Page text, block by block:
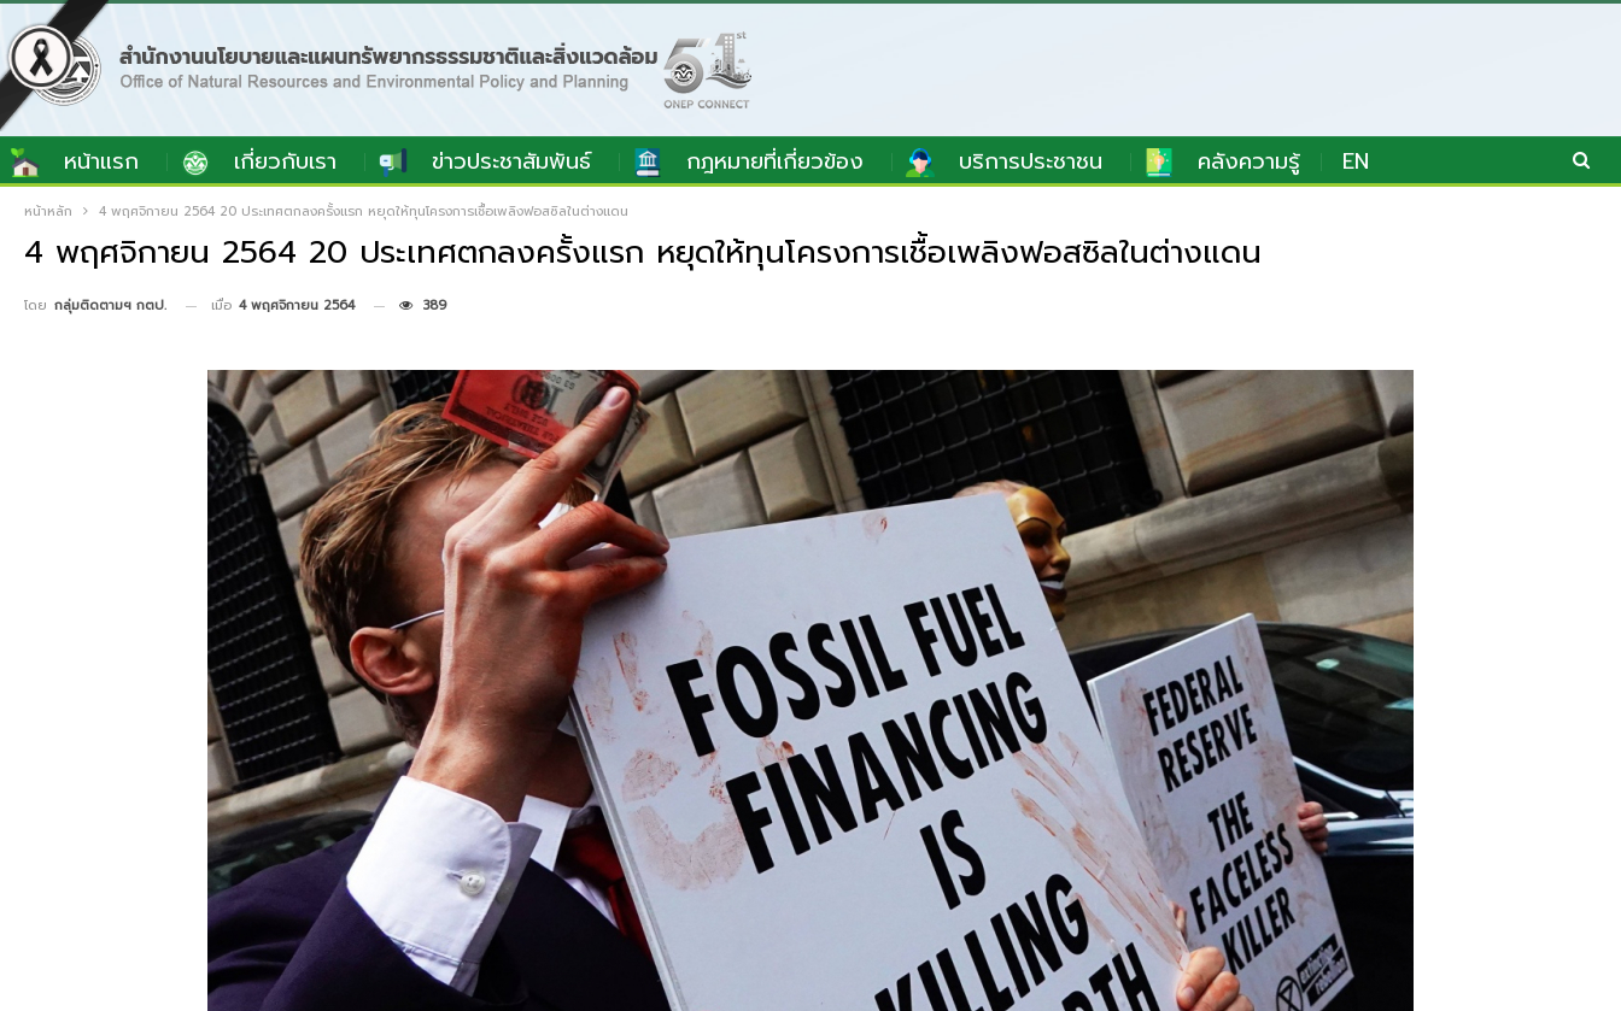
หน้าแรก เกี่ยวกับเรา ข่าวประชาสัมพันธ์ กฎหมายที่เกี่ยวข้อง บริการประชาชน คลังความรู้ EN
หน้าหลัก 4 พฤศจิกายน 2564 20 ประเทศตกลงครั้งแรก หยุดให้ทุนโครงการเชื้อเพลิงฟอสซิลในต่างแดน
4 พฤศจิกายน 2564 20 ประเทศตกลงครั้งแรก หยุดให้ทุนโครงการเชื้อเพลิงฟอสซิลในต่างแดน
โดย กลุ่มติดตามฯ กตป. เมื่อ 4 พฤศจิกายน 2564 389